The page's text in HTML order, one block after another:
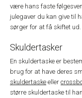
være hans faste
julegaver du kan give til
sørger for at få skiftet ud.
Skuldertasker
En skuldertaske er
brug for at have deres
skuldertaske eller
større skuldertaske til